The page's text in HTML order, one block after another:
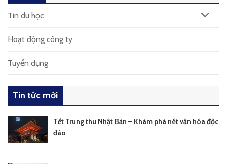
Tin du học
Hoạt động công ty
Tuyển dụng
Tin tức mới
Tết Trung thu Nhật Bản – Khám phá nét văn hóa độc
đáo